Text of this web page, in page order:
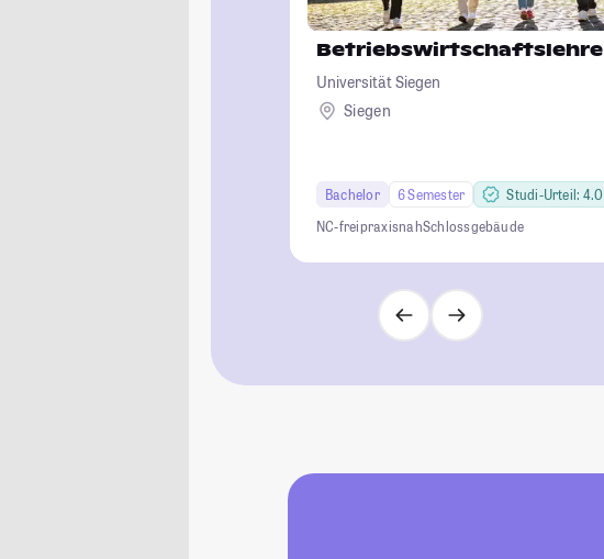
Betriebswirtschaftslehre
Universität Siegen
Siegen
Bachelor 6 Semester
Studi-Urteil: 4.0
NC-freipraxisnahSchlossgebäude